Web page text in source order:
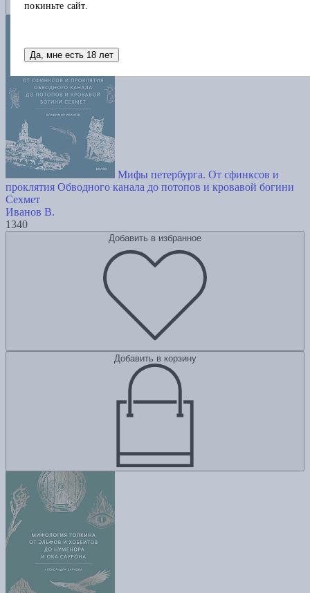
Мифы петербурга. От сфинксов и
проклятия Обводного канала до потопов и кровавой богини
Сехмет
Иванов В.
1340
Добавить в избранное
Добавить в корзину
покиньте сайт.
Да, мне есть 18 лет